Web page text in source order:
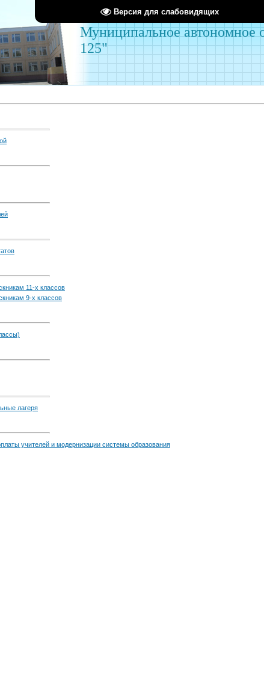
Версия для слабовидящих
Муниципальное автономное
125"
11-х классов
9-х классов
лагеря
учителей и модернизации системы образования